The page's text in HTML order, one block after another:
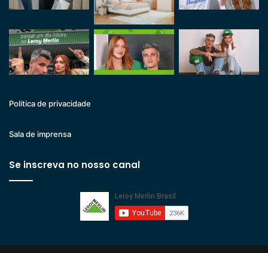
Politica de privacidade
Sala de imprensa
Se inscreva no nosso canal